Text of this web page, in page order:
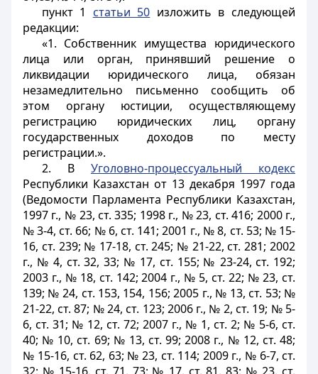
пункт 1 статьи 50 изложить в следующей
редакции:
«1. Собственник имущества юридического
лица или орган, принявший решение о
ликвидации юридического лица, обязан
незамедлительно письменно сообщить об
этом органу юстиции, осуществляющему
регистрацию юридических лиц, органу
государственных доходов по месту
регистрации.».
2. В Уголовно-процессуальный кодекс
Республики Казахстан от 13 декабря 1997 года
(Ведомости Парламента Республики Казахстан,
1997 г., № 23, ст. 335; 1998 г., № 23, ст. 416; 2000 г.,
№ 3-4, ст. 66; № 6, ст. 141; 2001 г., № 8, ст. 53; № 15-
16, ст. 239; № 17-18, ст. 245; № 21-22, ст. 281; 2002
г., № 4, ст. 32, 33; № 17, ст. 155; № 23-24, ст. 192;
2003 г., № 18, ст. 142; 2004 г., № 5, ст. 22; № 23, ст.
139; № 24, ст. 153, 154, 156; 2005 г., № 13, ст. 53; №
21-22, ст. 87; № 24, ст. 123; 2006 г., № 2, ст. 19; № 5-
6, ст. 31; № 12, ст. 72; 2007 г., № 1, ст. 2; № 5-6, ст.
40; № 10, ст. 69; № 13, ст. 99; 2008 г., № 12, ст. 48;
№ 15-16, ст. 62, 63; № 23, ст. 114; 2009 г., № 6-7, ст.